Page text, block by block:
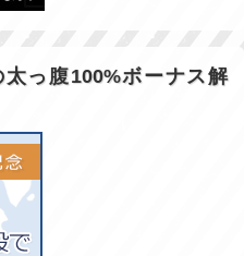
っ腹100%ボーナス解